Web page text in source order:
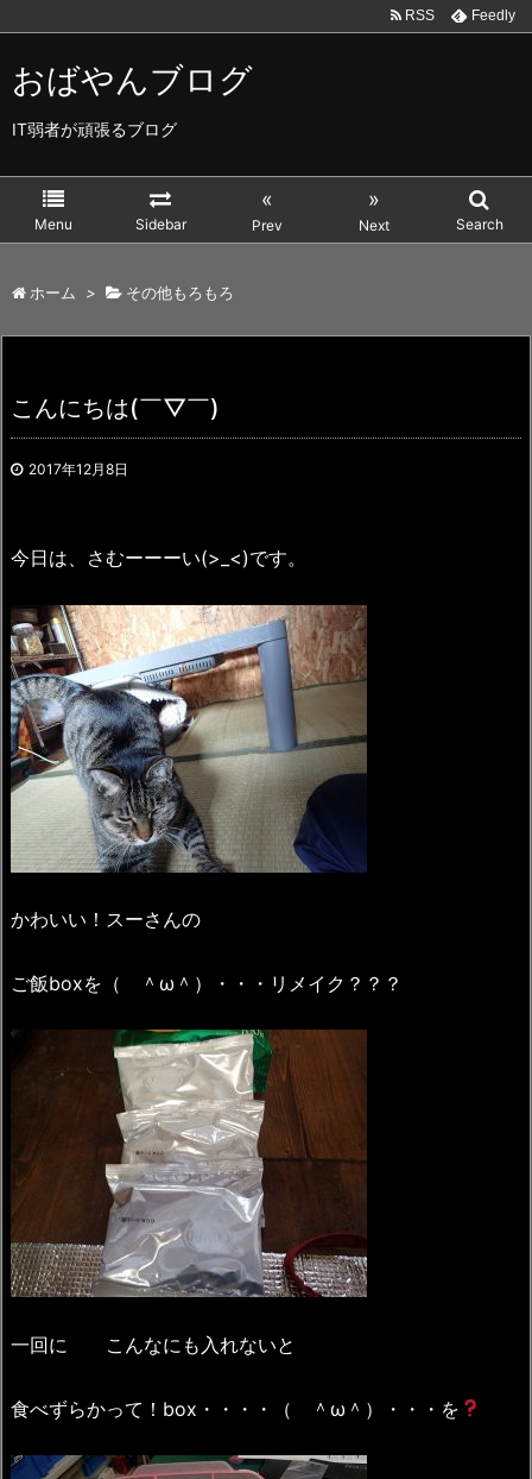
おばやんブログ
IT弱者が頑張るブログ
Menu Sidebar
«
Prev
»
Next Search
RSS Feedly
ホーム > その他もろもろ
こんにちは(￣▽￣)
2017年12月8日
今日は、さむーーーい(>_<)です。
かわいい！スーさんの
ご飯boxを（ ＾ω＾）・・・リメイク？？？
一回に こんなにも入れないと
食べずらかって！box・・・・（ ＾ω＾）・・・を